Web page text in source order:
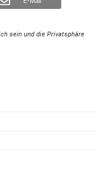
sein und die Privatsphäre